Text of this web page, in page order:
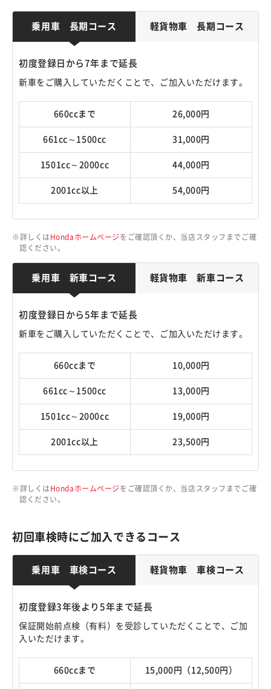
乗用車 長期コース 軽貨物車 長期コース
初度登録日から7年まで延長
新車をご購入していただくことで、ご加入いただけます。
660ccまで 26,000円
661cc～1500cc 31,000円
1501cc～2000cc 44,000円
2001cc以上 54,000円
詳しくは Hondaホームページをご確認頂くか、当店スタッフまでご確
認ください。
乗用車 新車コース 軽貨物車 新車コース
初度登録日から5年まで延長
新車をご購入していただくことで、ご加入いただけます。
660ccまで 10,000円
661cc～1500cc 13,000円
1501cc～2000cc 19,000円
2001cc以上 23,500円
詳しくは Hondaホームページをご確認頂くか、当店スタッフまでご確
認ください。
初回車検時にご加入できるコース
乗用車 車検コース 軽貨物車 車検コース
初度登録3年後より5年まで延長
保証開始前点検（有料）を受診していただくことで、ご加
入いただけます。
660ccまで 15,000円（12,500円）